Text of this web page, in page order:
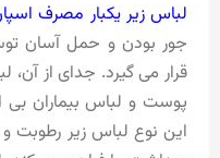
لباس زیر یکبار مصرف
جور بودن و حمل آسان
قرار می گیرد. جدای از
پوست و لباس بیماران بی
این نوع لباس زیر رطوبت و